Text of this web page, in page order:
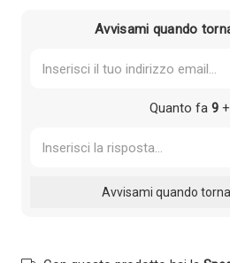
Avvisami quando
Quanto fa 9+